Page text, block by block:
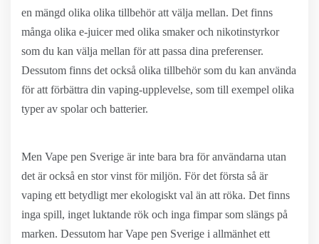
en mängd olika olika tillbehör att välja mellan. Det finns
många olika e-juicer med olika smaker och nikotinstyrkor
som du kan välja mellan för att passa dina preferenser.
Dessutom finns det också olika tillbehör som du kan använda
för att förbättra din vaping-upplevelse, som till exempel olika
typer av spolar och batterier.
Men Vape pen Sverige är inte bara bra för användarna utan
det är också en stor vinst för miljön. För det första så är
vaping ett betydligt mer ekologiskt val än att röka. Det finns
inga spill, inget luktande rök och inga fimpar som slängs på
marken. Dessutom har Vape pen Sverige i allmänhet ett